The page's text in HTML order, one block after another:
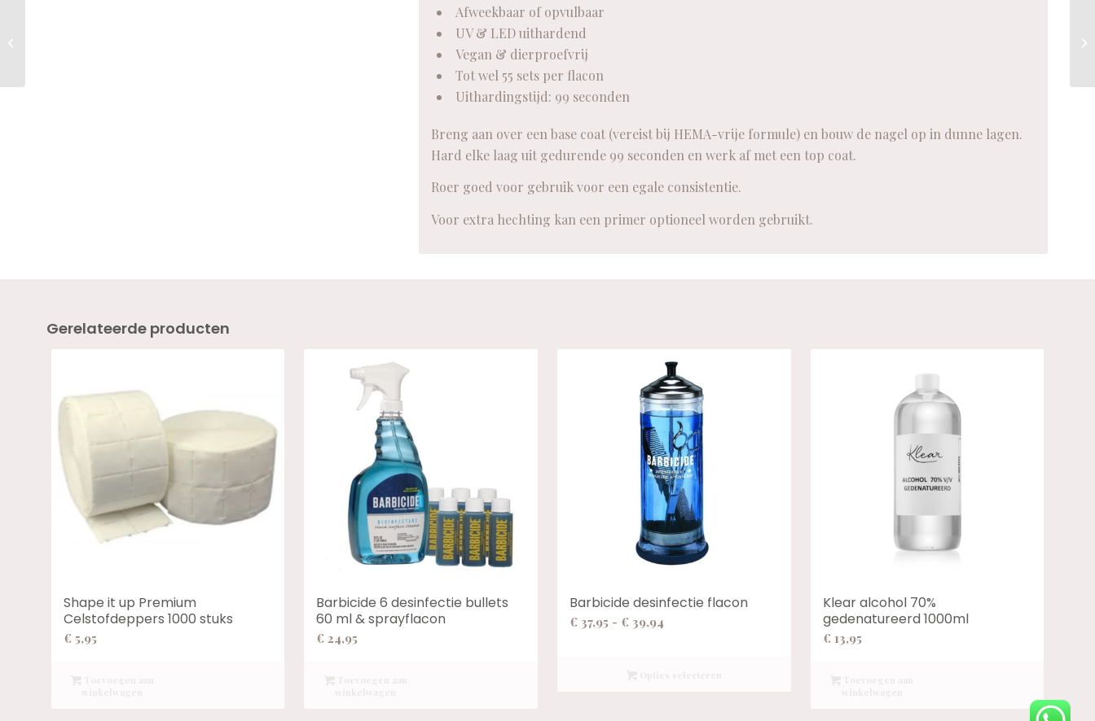
Afweekbaar of opvulbaar
UV & LED uithardend
Vegan & dierproefvrij
Tot wel 55 sets per flacon
Uithardingstijd: 99 seconden
Breng aan over een base coat (vereist bij HEMA-vrije formule) en bouw de nagel op in dunne lagen.
Hard elke laag uit gedurende 99 seconden en werk af met een top coat.
Roer goed voor gebruik voor een egale consistentie.
Voor extra hechting kan een primer optioneel worden gebruikt.
Gerelateerde producten
Shape it up Premium
Celstofdeppers 1000 stuks
€ 5,95
Barbicide 6 desinfectie bullets
60 ml & sprayflacon
€ 24,95
Barbicide desinfectie flacon
€ 37,95 - € 39,94
Klear alcohol 70%
gedenatureerd 1000ml
€ 13,95